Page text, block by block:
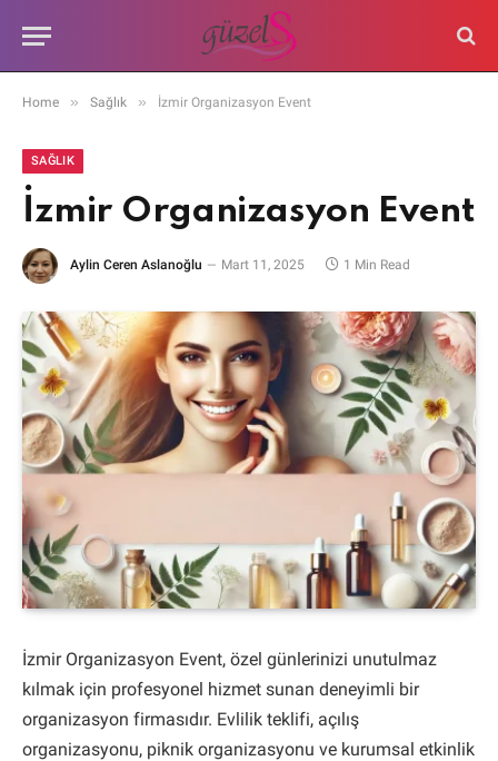
Home » Sağlık » İzmir Organizasyon Event
SAĞLIK
İzmir Organizasyon Event
Aylin Ceren Aslanoğlu Mart 11, 2025 1 Min Read
İzmir Organizasyon Event, özel günlerinizi unutulmaz
kılmak için profesyonel hizmet sunan deneyimli bir
organizasyon firmasıdır. Evlilik teklifi, açılış
organizasyonu, piknik organizasyonu ve kurumsal etkinlik